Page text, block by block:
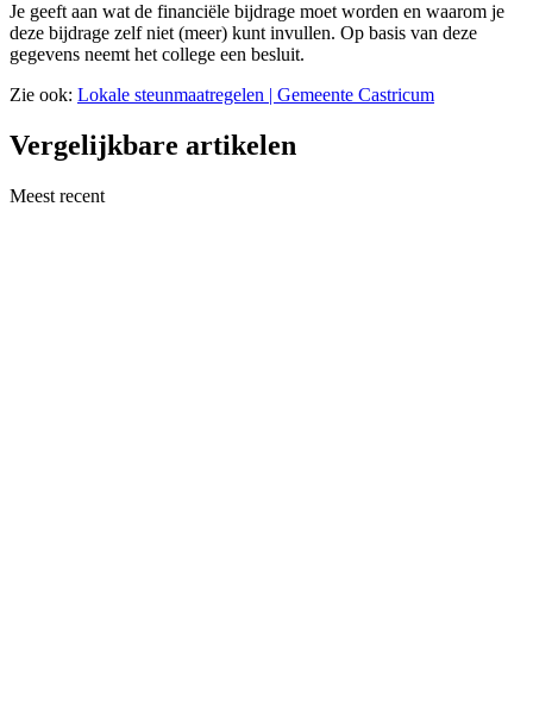
Je geeft aan wat de financiële bijdrage moet worden en waarom je
deze bijdrage zelf niet (meer) kunt invullen. Op basis van deze
gegevens neemt het college een besluit.
Zie ook: Lokale steunmaatregelen | Gemeente Castricum
Vergelijkbare artikelen
Meest recent